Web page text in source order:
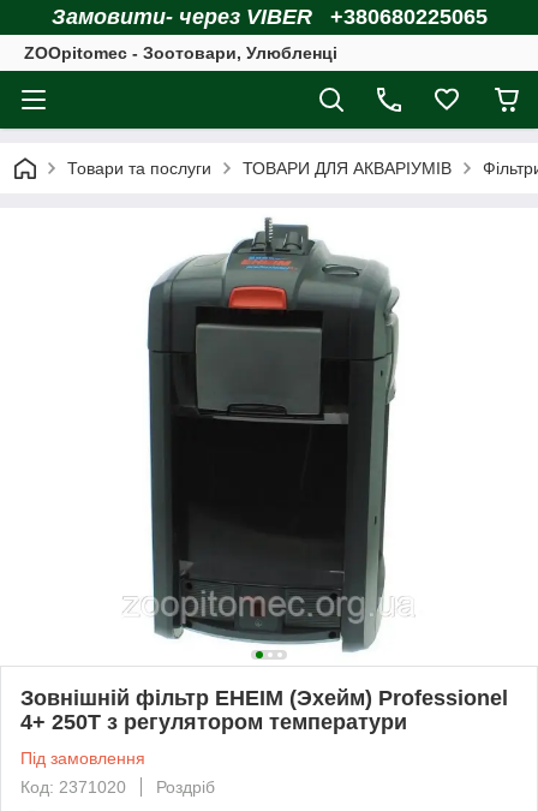
Замовити- через VIBER +380680225065
ZOOpitomec - Зоотовари, Улюбленці
Товари та послуги ТОВАРИ ДЛЯ АКВАРІУМІВ
Зовнішній фільтр EHEIM (Эхейм) Рrofessionel
4+ 250T з регулятором температури
Під замовлення
Код: 2371020
Роздріб